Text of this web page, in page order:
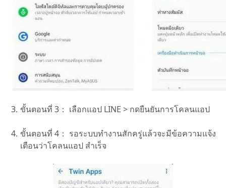
ขั้นตอนที่ 3： เลือกแอป LINE > กดยืนยันการโคลนแอป
ขั้นตอนที่ 4： รอระบบทำงานสักครู่แล้วจะมีข้อความแจ้ง
เตือนว่าโคลนแอป สำเร็จ